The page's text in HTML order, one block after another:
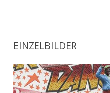
EINZELBILDER